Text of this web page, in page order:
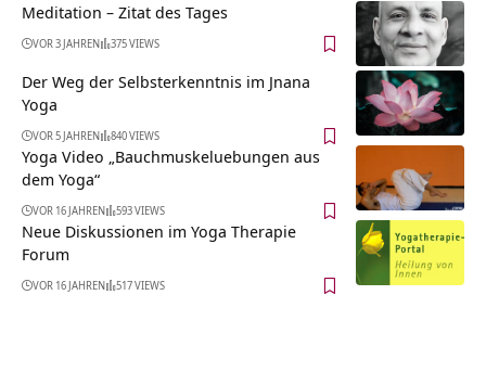
Meditation – Zitat des Tages
VOR 3 JAHREN 375 VIEWS
Der Weg der Selbsterkenntnis im Jnana
Yoga
VOR 5 JAHREN 840 VIEWS
Yoga Video „Bauchmuskeluebungen aus
dem Yoga“
VOR 16 JAHREN 593 VIEWS
Neue Diskussionen im Yoga Therapie
Forum
VOR 16 JAHREN 517 VIEWS